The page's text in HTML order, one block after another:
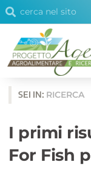
VaiCerca Cerca
SEI IN: RICERCA
I primi
For Fish